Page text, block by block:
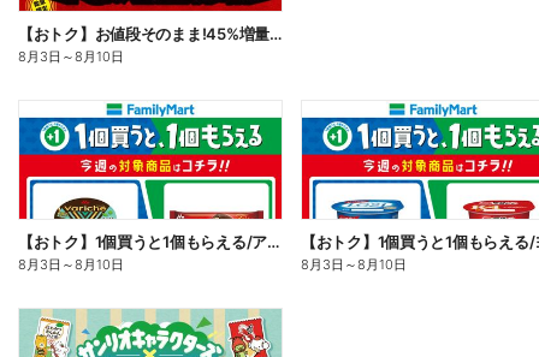
【おトク】お値段そのまま!45%増量作戦!
8月3日 ～8月10日
【おトク】1個買うと1個もらえる/アイス
8月3日 ～8月10日 8月3日 ～8月10日